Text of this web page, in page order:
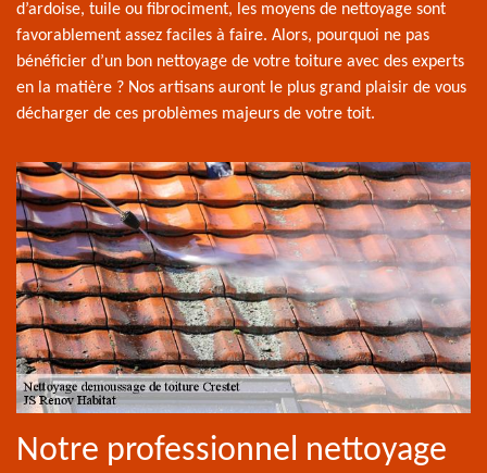
d’ardoise, tuile ou fibrociment, les moyens de nettoyage sont
favorablement assez faciles à faire. Alors, pourquoi ne pas
bénéficier d’un bon nettoyage de votre toiture avec des experts
en la matière ? Nos artisans auront le plus grand plaisir de vous
décharger de ces problèmes majeurs de votre toit.
Notre professionnel nettoyage